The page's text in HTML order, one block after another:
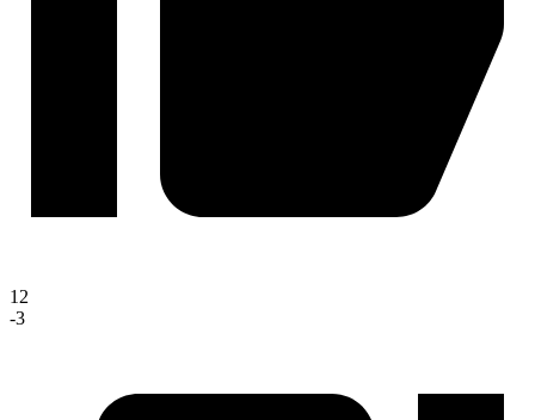
12
-3